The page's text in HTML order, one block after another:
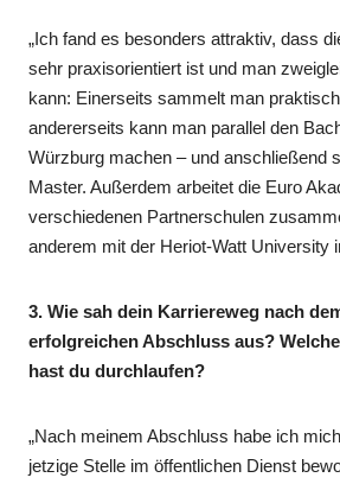
„Ich fand es besonders attraktiv, dass
sehr praxisorientiert ist und man
kann: Einerseits sammelt man
andererseits kann man parallel den
Würzburg machen – und anschließend
Master. Außerdem arbeitet die Euro
verschiedenen Partnerschulen
anderem mit der Heriot-Watt University
3. Wie sah dein Karriereweg nach
erfolgreichen Abschluss aus?
hast du durchlaufen?
„Nach meinem Abschluss habe ich
jetzige Stelle im öffentlichen Dienst